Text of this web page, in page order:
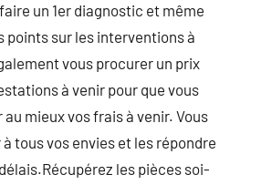
un 1er diagnostic et même
points sur les interventions à
vous procurer un prix
à venir pour que vous
mieux vos frais à venir. Vous
tous vos envies et les répondre
les pièces soi-